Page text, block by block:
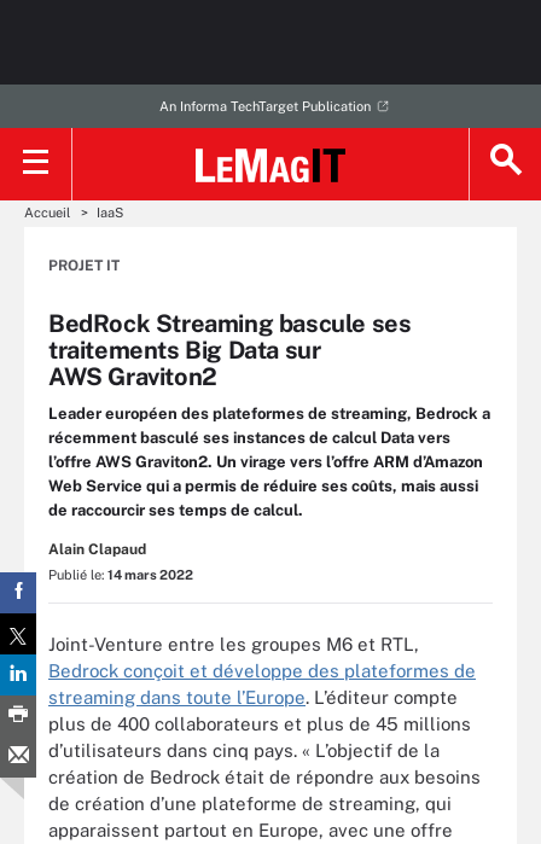
An Informa TechTarget Publication
Accueil IaaS
PROJET IT
BedRock Streaming bascule ses
traitements Big Data sur
AWS Graviton2
Leader européen des plateformes de streaming, Bedrock a
récemment basculé ses instances de calcul Data vers
l’offre AWS Graviton2. Un virage vers l’offre ARM d’Amazon
Web Service qui a permis de réduire ses coûts, mais aussi
de raccourcir ses temps de calcul.
Alain Clapaud
Publié le: 14 mars 2022
Joint-Venture entre les groupes M6 et RTL,
Bedrock conçoit et développe des plateformes de
streaming dans toute l’Europe. L’éditeur compte
plus de 400 collaborateurs et plus de 45 millions
d’utilisateurs dans cinq pays. « L’objectif de la
création de Bedrock était de répondre aux besoins
de création d’une plateforme de streaming, qui
apparaissent partout en Europe, avec une offre